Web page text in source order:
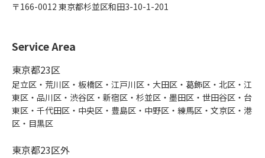
〒166-0012 東京都杉並区和田3-10-1-201
Service Area
東京都23区
足立区・荒川区・板橋区・江戸川区・大田区・葛飾区・北区・江
東区・品川区・渋谷区・新宿区・杉並区・墨田区・世田谷区・台
東区・千代田区・中央区・豊島区・中野区・練馬区・文京区・港
区・目黒区
東京都23区外